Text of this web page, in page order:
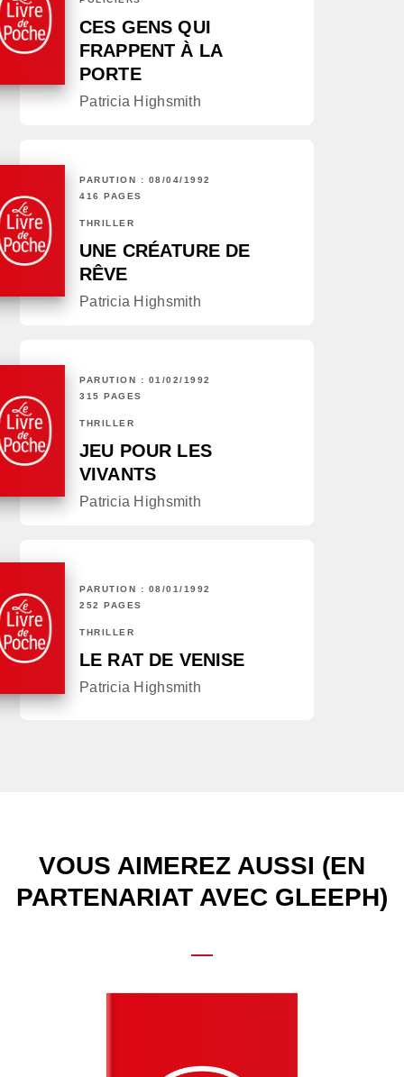
CES GENS QUI
FRAPPENT À LA
PORTE
Patricia Highsmith
PARUTION : 08/04/1992
416 PAGES
THRILLER
UNE CRÉATURE DE
RÊVE
Patricia Highsmith
PARUTION : 01/02/1992
315 PAGES
THRILLER
JEU POUR LES
VIVANTS
Patricia Highsmith
PARUTION : 08/01/1992
252 PAGES
THRILLER
LE RAT DE VENISE
Patricia Highsmith
VOUS AIMEREZ AUSSI (EN
PARTENARIAT AVEC GLEEPH)